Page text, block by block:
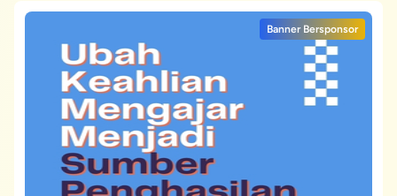
Banner Bersponsor